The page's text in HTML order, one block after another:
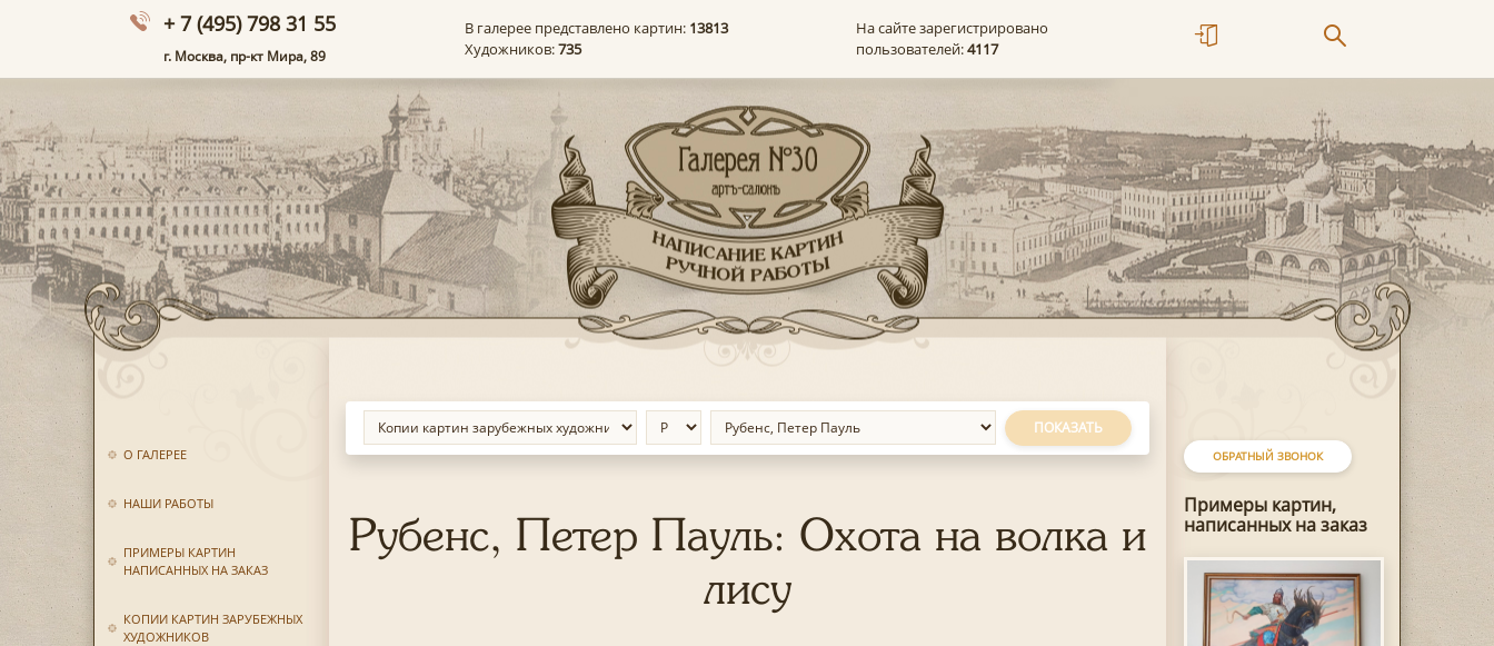
+ 7 (495) 798 31 55
г. Москва, пр-кт Мира, 89
В галерее представлено картин: 13813
Художников:735
На сайте зарегистрировано
пользователей:4117
О ГАЛЕРЕЕ
НАШИ РАБОТЫ
ПРИМЕРЫ КАРТИН
НАПИСАННЫХ НА ЗАКАЗ
КОПИИ КАРТИН ЗАРУБЕЖНЫХ
ХУДОЖНИКОВ
ОБРАТНЫЙ ЗВОНОК
Примеры картин,
написанных на заказ
ПОКАЗАТЬ
Рубенс, Петер Пауль: Охота на волка и
лису